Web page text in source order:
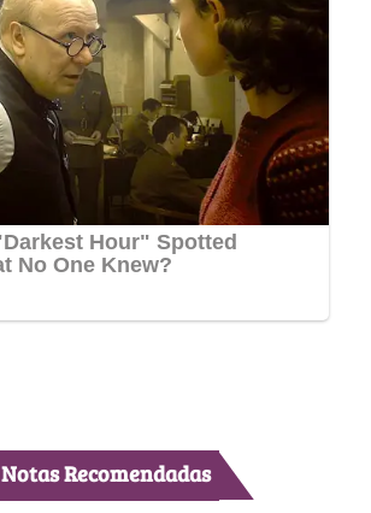
Notas Recomendadas